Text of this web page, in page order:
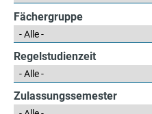
Fächergruppe
Regelstudienzeit
Zulassungssemester